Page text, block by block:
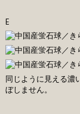
E
同じように見える濃
ぼしません。